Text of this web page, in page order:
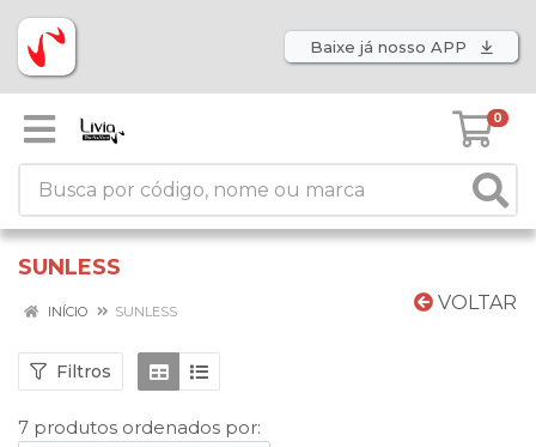
Baixe já nosso APP
0
SUNLESS
VOLTAR
INÍCIO SUNLESS
Filtros
7 produtos ordenados por: